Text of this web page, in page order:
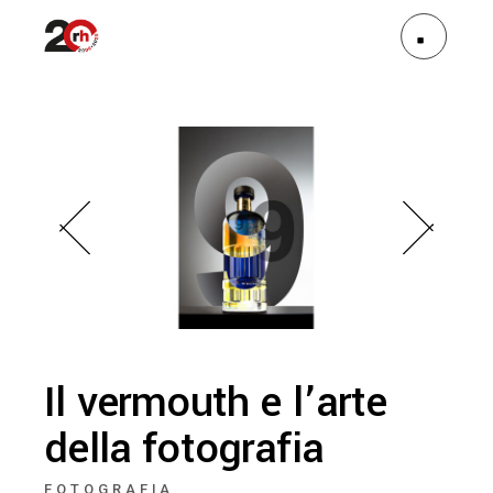
Il vermouth e l’arte
della fotografia
FOTOGRAFIA